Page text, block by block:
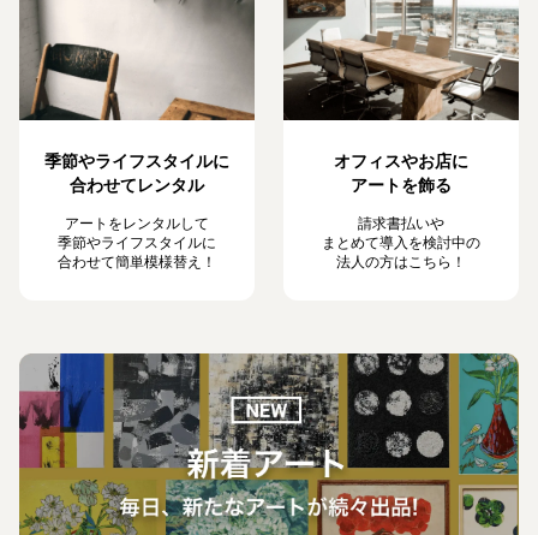
季節やライフスタイルに
合わせてレンタル
アートをレンタルして
季節やライフスタイルに
合わせて簡単模様替え！
オフィスやお店に
アートを飾る
請求書払いや
まとめて導入を検討中の
法人の方はこちら！